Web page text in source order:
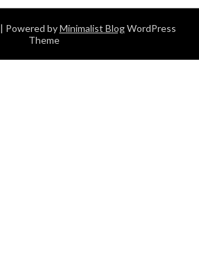
| Powered byMinimalist BlogWordPress
Theme